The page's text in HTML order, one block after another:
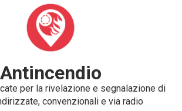
Antincendio
per la rivelazione e segnalazione di
convenzionali e via radio